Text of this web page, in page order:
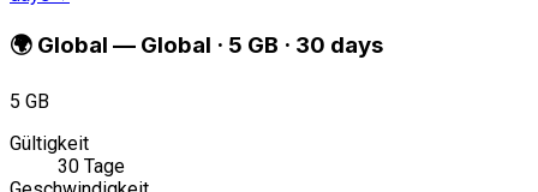
🌍 Global — Global · 5 GB · 30 days
5 GB
Gültigkeit
30 Tage